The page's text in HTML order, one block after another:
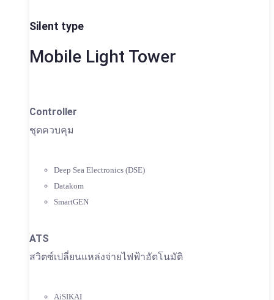
Silent type
Mobile Light Tower
Controller
ชุดควบคุม
Deep Sea Electronics (DSE)
Datakom
SmartGEN
ATS
สวิตซ์เปลี่ยนแหล่งจ่ายไฟฟ้าอัตโนมัติ
AiSIKAI